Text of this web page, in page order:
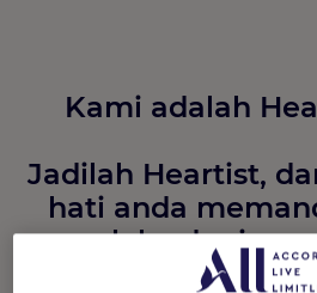
Kami adalah
Jadilah Heartist,
hati anda
masuk ke dunia
dengan